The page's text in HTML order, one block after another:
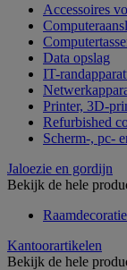
Accessoires
Data opslag
IT-
Printer, 3D-
Refurbished
Scherm-, pc-
Jaloezie en gordijn
Bekijk de hele
Raamdecoratie
Kantoorartikelen
Bekijk de hele